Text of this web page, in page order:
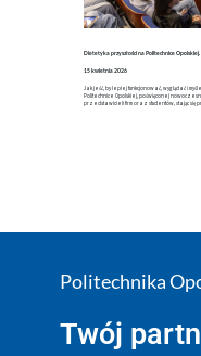
Dietetyka przyszłości na Politechnice Opolskiej.
15 kwietnia 2026
Jak jeść, by lepiej funkcjonować, wyglądać i
Politechnice Opolskiej, poświęconej
przedstawicieli firm oraz studentów, stając się
Politechnika
Twój